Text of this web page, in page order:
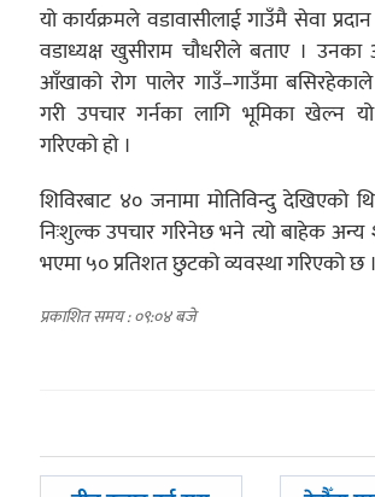
यो कार्यक्रमले वडावासीलाई गाउँमै सेवा
वडाध्यक्ष खुसीराम चौधरीले बताए ।
आँखाको रोग पालेर गाउँ–गाउँमा
गरी उपचार गर्नका लागि भूमिका खेल्न
गरिएको हो ।
शिविरबाट ४० जनामा मोतिविन्दु देखिएको
निःशुल्क उपचार गरिनेछ भने त्यो बाहेक अन्य
भएमा ५० प्रतिशत छुटको व्यवस्था गरिएको छ ।
प्रकाशित समय : ०९:०४ बजे